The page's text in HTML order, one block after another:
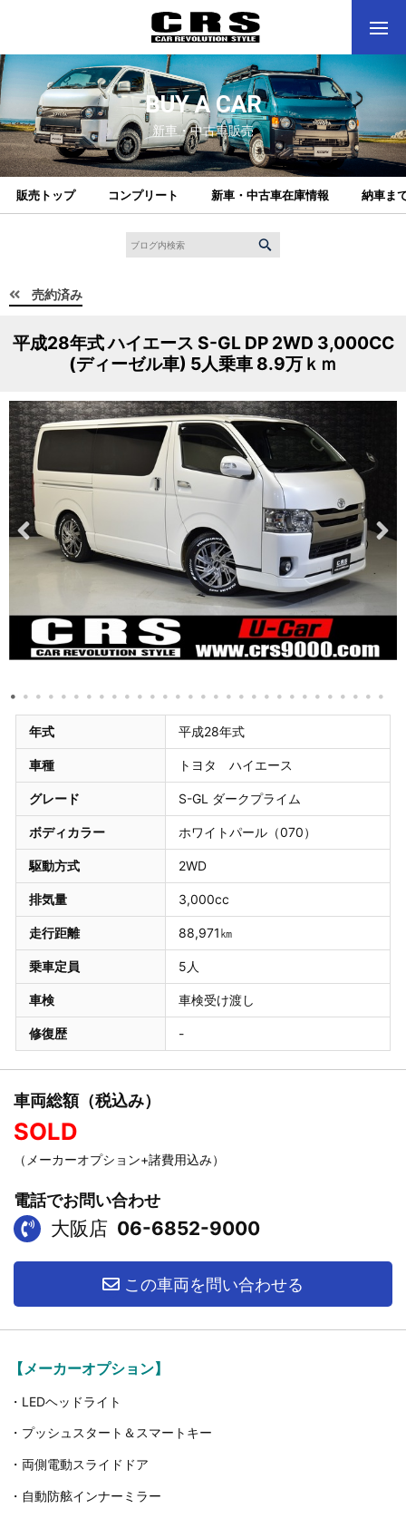
BUY A CAR
新車・中古車販売
販売トップ コンプリート 新車・中古車在庫情報 納車ま
売約済み
平成28年式 ハイエース S-GL DP 2WD 3,000CC
(ディーゼル車) 5人乗車 8.9万ｋｍ
年式 平成28年式
車種 トヨタ ハイエース
グレード S-GL ダークプライム
ボディカラー ホワイトパール（070）
駆動方式 2WD
排気量 3,000cc
走行距離 88,971㎞
乗車定員 5人
車検 車検受け渡し
修復歴 -
車両総額（税込み）
SOLD
（メーカーオプション+諸費用込み）
電話でお問い合わせ
大阪店 06-6852-9000
この車両を問い合わせる
【メーカーオプション】
・LEDヘッドライト
・プッシュスタート＆スマートキー
・両側電動スライドドア
・自動防舷インナーミラー